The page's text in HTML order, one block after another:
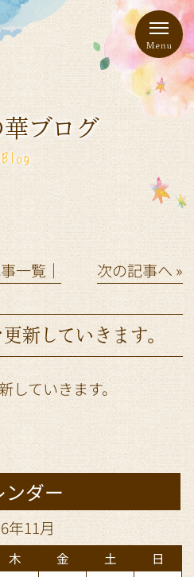
ブログ
Blog
一覧│ 次の記事へ »
新していきます。
していきます。
ンダー
年11月
木 金 土 日